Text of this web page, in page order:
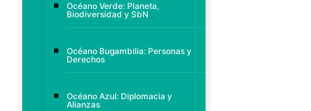
Océano Verde: Planeta,
Biodiversidad y SbN
Océano Bugambilia: Personas y
Derechos
Océano Azul: Diplomacia y
Alianzas